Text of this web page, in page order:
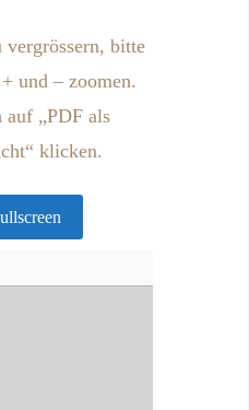
bitte
und – zoomen.
auf „PDF als
klicken.